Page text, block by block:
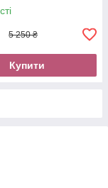
5 250 ₴
Купити